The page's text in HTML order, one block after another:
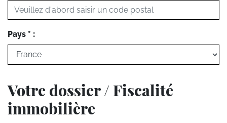
Pays * :
Votre dossier / Fiscalité
immobilière